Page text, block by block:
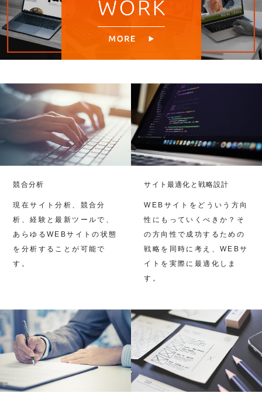
競合分析
現在サイト分析、競合分
析、経験と最新ツールで、
あらゆるWEBサイトの状態
を分析することが可能で
す。
サイト最適化と戦略設計
WEBサイトをどういう方向
性にもっていくべきか？そ
の方向性で成功するための
戦略を同時に考え、WEBサ
イトを実際に最適化しま
す。